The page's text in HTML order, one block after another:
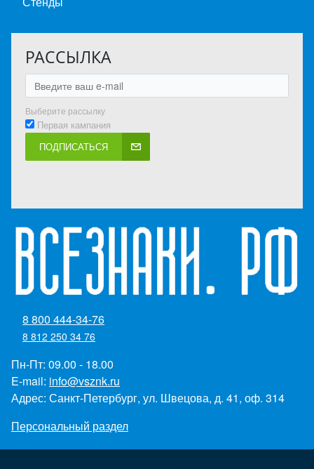
РАССЫЛКА
Выберите рассылку
Первая кампания
ПОДПИСАТЬСЯ
8 800 444-34-76
8 812 250 34 76
Пн-Пт: 09.00 - 18.00
E-mail: info@vsznk.ru
Адрес: Санкт-Петербург, ул. Швецова, д. 41, оф. 314
Персональный раздел